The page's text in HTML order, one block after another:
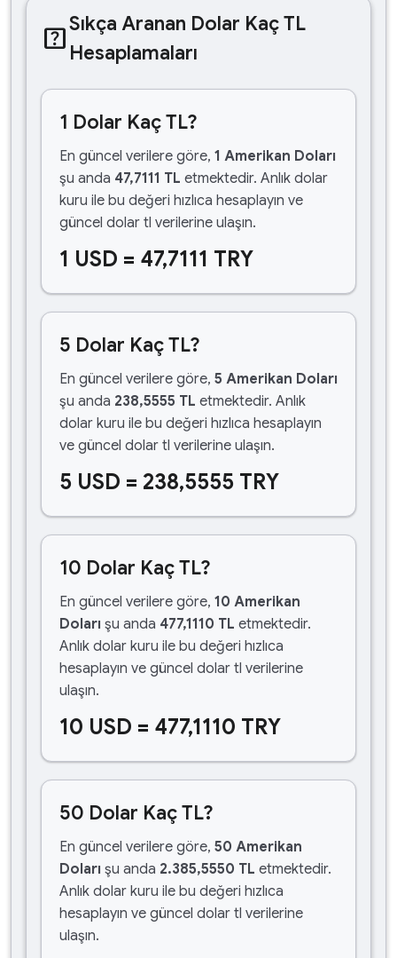
help_centerSıkça Aranan Dolar Kaç TL
Hesaplamaları
1 Dolar Kaç TL?
En güncel verilere göre, 1 Amerikan Doları
şu anda 47,7111 TL etmektedir. Anlık dolar
kuru ile bu değeri hızlıca hesaplayın ve
güncel dolar tl verilerine ulaşın.
1 USD = 47,7111 TRY
5 Dolar Kaç TL?
En güncel verilere göre, 5 Amerikan Doları
şu anda 238,5555 TL etmektedir. Anlık
dolar kuru ile bu değeri hızlıca hesaplayın
ve güncel dolar tl verilerine ulaşın.
5 USD = 238,5555 TRY
10 Dolar Kaç TL?
En güncel verilere göre, 10 Amerikan
Doları şu anda 477,1110 TL etmektedir.
Anlık dolar kuru ile bu değeri hızlıca
hesaplayın ve güncel dolar tl verilerine
ulaşın.
10 USD = 477,1110 TRY
50 Dolar Kaç TL?
En güncel verilere göre, 50 Amerikan
Doları şu anda 2.385,5550 TL etmektedir.
Anlık dolar kuru ile bu değeri hızlıca
hesaplayın ve güncel dolar tl verilerine
ulaşın.